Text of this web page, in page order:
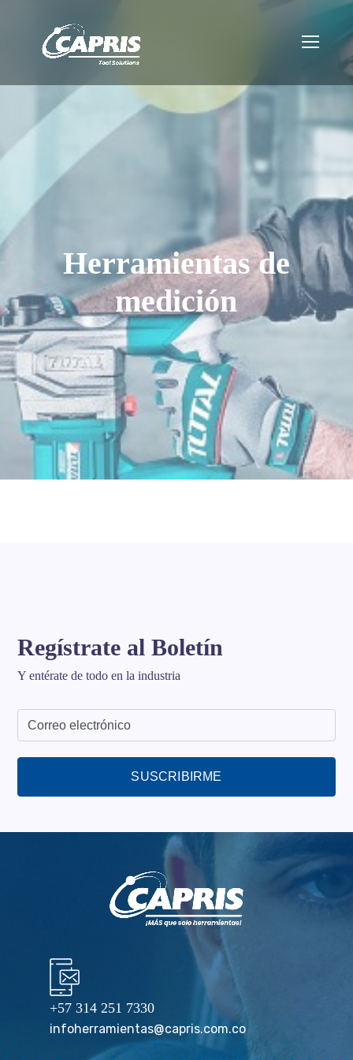
Herramientas de
medición
Regístrate al Boletín
Y entérate de todo en la industria
SUSCRIBIRME
+57 314 251 7330
infoherramientas@capris.com.co